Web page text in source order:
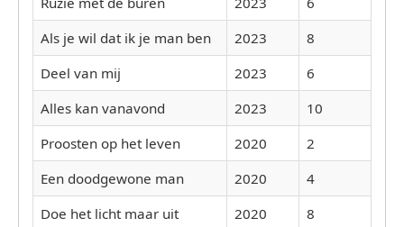
Als je wil dat ik je man ben
2023
8
Deel van mij
2023
6
Alles kan vanavond
2023
10
Proosten op het leven
2020
2
Een doodgewone man
2020
4
Doe het licht maar uit
2020 8